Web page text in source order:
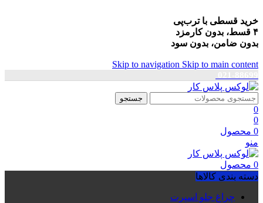
خرید قسطی با ترب‌پی
۴ قسط، بدون کارمزد
بدون ضامن، بدون سود
Skip to navigation Skip to main content
جستجو
0
0
0 محصول
منو
0 محصول
دسته بندی کالاها
چراغ جلو اسپرت